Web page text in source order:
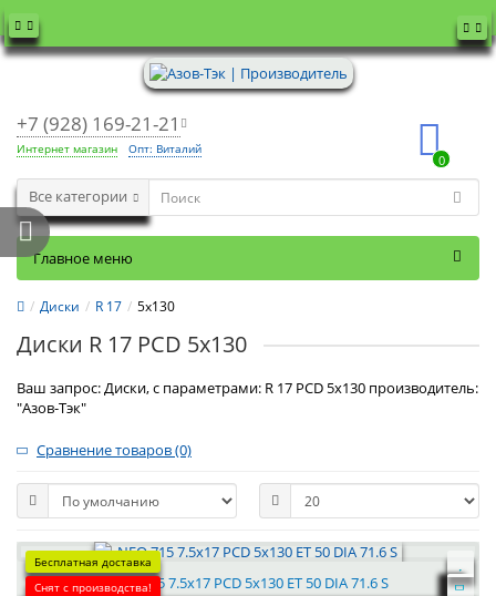
+7 (928) 169-21-21
Интернет магазин Опт: Виталий
0
Все категории
Главное меню
Диски R 17 5x130
Диски R 17 PCD 5x130
Ваш запрос: Диски, с параметрами: R 17 PCD 5x130 производитель:
"Азов-Тэк"
Сравнение товаров (0)
Бесплатная доставка
Снят с производства!NEO 715 7.5x17 PCD 5x130 ET 50 DIA 71.6 S